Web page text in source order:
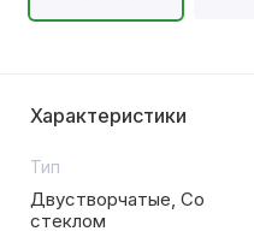
Характеристики
Тип
Двустворчатые, Со
стеклом